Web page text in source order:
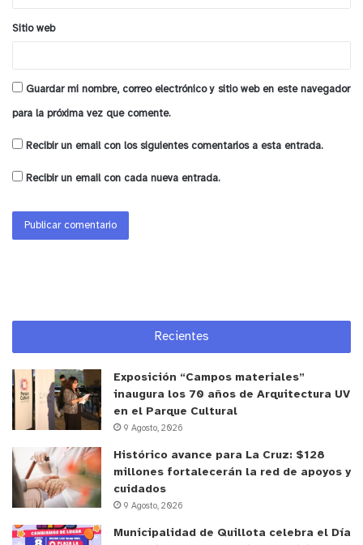
Sitio web
Guardar mi nombre, correo electrónico y sitio web en este navegador
para la próxima vez que comente.
Recibir un email con los siguientes comentarios a esta entrada.
Recibir un email con cada nueva entrada.
Recientes
Exposición “Campos materiales”
inaugura los 70 años de Arquitectura UV
en el Parque Cultural
9 Agosto, 2026
Histórico avance para La Cruz: $128
millones fortalecerán la red de apoyos y
cuidados
9 Agosto, 2026
Municipalidad de Quillota celebra el Día